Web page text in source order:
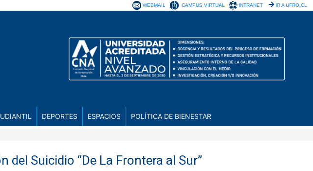
WEBMAIL CAMPUS VIRTUAL INTRANET IR A UFRO.CL
DEPORTES ESPACIOS POLÍTICA DE BIENESTAR
del Suicidio “De La Frontera al Sur”